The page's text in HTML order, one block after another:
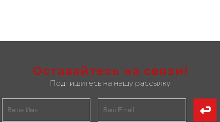
Оставайтесь на связи!
Подпишитесь на нашу рассылку